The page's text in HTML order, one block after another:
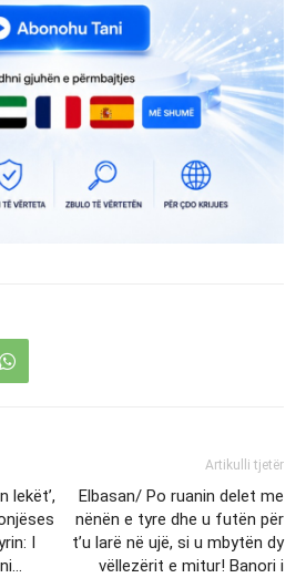
lekët’,
I
Artikulli tjetër
Elbasan/ Po ruanin delet me
nënën e tyre dhe u futën për
t’u larë në ujë, si u mbytën dy
vëllezërit e mitur! Banori i